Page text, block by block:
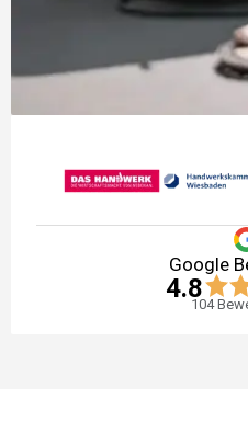
Google
4.8
104